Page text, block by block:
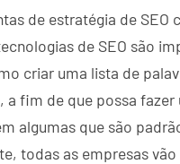
de estratégia de SEO
de SEO são
criar uma lista de
a fim de que possa
algumas que são
todas as empresas